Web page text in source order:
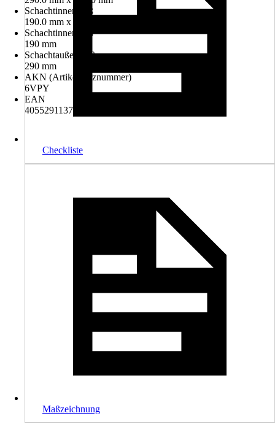
Schachtinnenmaß
190.0 mm x 190.0 mm
Schachtinnenmaß
190 mm
Schachtaußenmaß
290 mm
AKN (Artikelkurznummer)
6VPY
EAN
4055291137382
Checkliste
Maßzeichnung